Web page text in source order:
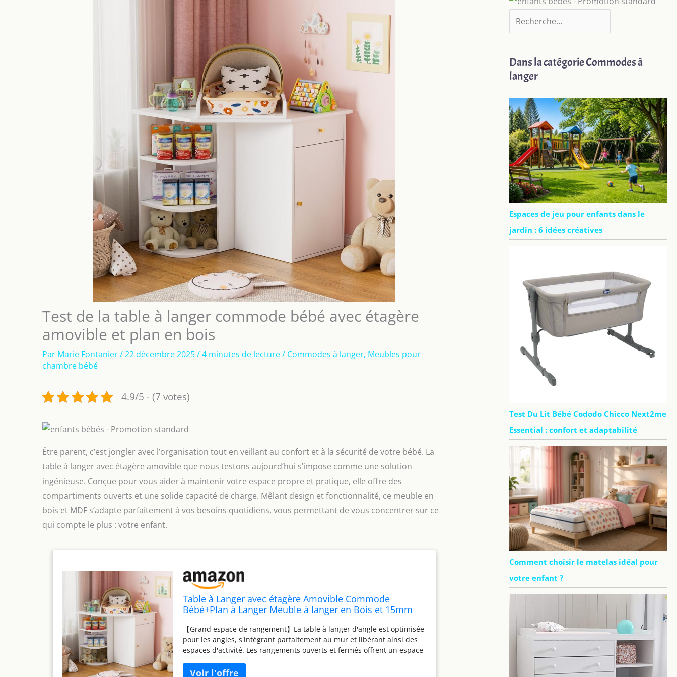
Test de la table à langer commode bébé avec étagère
amovible et plan en bois
Par Marie Fontanier/22 décembre 2025/4 minutes de lecture/ Commodes à langer, Meubles pour
chambre bébé
4.9/5 - (7 votes)
Être parent, c’est jongler avec l’organisation tout en veillant au confort et à la sécurité de votre bébé. La
table à langer avec étagère amovible que nous testons aujourd’hui s’impose comme une solution
ingénieuse. Conçue pour vous aider à maintenir votre espace propre et pratique, elle offre des
compartiments ouverts et une solide capacité de charge. Mêlant design et fonctionnalité, ce meuble en
bois et MDF s’adapte parfaitement à vos besoins quotidiens, vous permettant de vous concentrer sur ce
qui compte le plus : votre enfant.
Table à Langer avec étagère Amovible Commode
Bébé+Plan à Langer Meuble à langer en Bois et 15mm
Compartiments Ouverts Bébé Plan à Langer jusqu'à
100KG
【Grand espace de rangement】La table à langer d'angle est optimisée
pour les angles, s'intégrant parfaitement au mur et libérant ainsi des
espaces d'activité. Les rangements ouverts et fermés offrent un espace
langer est facilement démontable pour s'adapter aux besoins de
Dans la catégorie Commodes à
langer
Espaces de jeu pour enfants dans le
jardin : 6 idées créatives
Test Du Lit Bébé Cododo Chicco Next2me
Essential : confort et adaptabilité
Comment choisir le matelas idéal pour
votre enfant ?